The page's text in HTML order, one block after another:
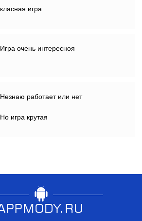
класная игра
Игра очень интересноя
Незнаю работает или нет
Но игра крутая